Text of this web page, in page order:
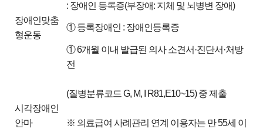
: 장애인 등록증(부장애: 지체 및 뇌병변 장애)
장애인맞춤
형운동
① 등록장애인 : 장애인등록증
시각장애인
안마
① 6개월 이내 발급된 의사 소견서·진단서·처방
전
(질병분류코드 G, M, I R81,E10~15) 중 제출
※ 의료급여 사례관리 연계 이용자는 만 55세 이